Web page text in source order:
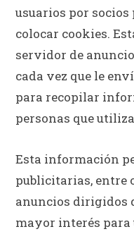
usuarios por
colocar cookies.
servidor de
cada vez que le
para recopilar
personas que
Esta información
publicitarias, entre
anuncios dirigidos
mayor interés para